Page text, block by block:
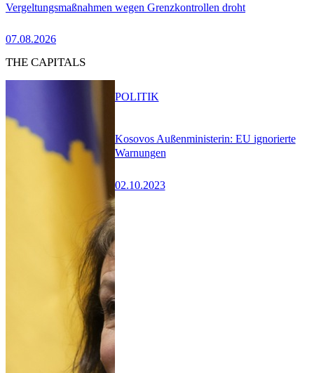
Vergeltungsmaßnahmen wegen Grenzkontrollen droht
07.08.2026
THE CAPITALS
Kosovos Außenministerin: EU ignorierte
Warnungen
02.10.2023
POLITIK